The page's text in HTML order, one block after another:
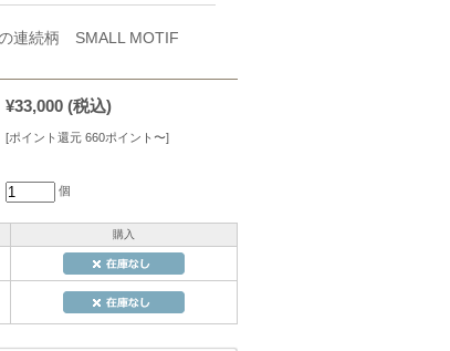
連続柄 SMALL MOTIF
¥33,000 (税込)
[ポイント還元 660ポイント〜]
個
購入